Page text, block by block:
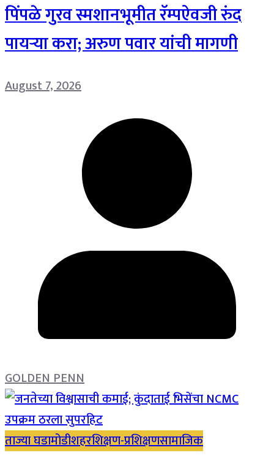
पिंपळे गुरव स्मशानभूमीत रॅम्पऐवजी रुंद
पायऱ्या करा; अरुण पवार यांची मागणी
August 7, 2026
GOLDEN PENN
ताज्या घडामोडीशहरशिक्षण-प्रशिक्षणसामाजिक